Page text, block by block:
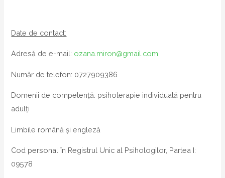
Date de contact:
Adresă de e-mail: ozana.miron@gmail.com
Număr de telefon: 0727909386
Domenii de competență: psihoterapie individuală pentru
adulți
Limbile română și engleză
Cod personal în Registrul Unic al Psihologilor, Partea I:
09578